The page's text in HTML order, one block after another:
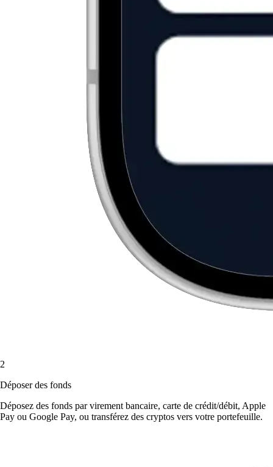
2
Déposer des fonds
Déposez des fonds par virement bancaire, carte de crédit/débit, Apple
Pay ou Google Pay, ou transférez des cryptos vers votre portefeuille.